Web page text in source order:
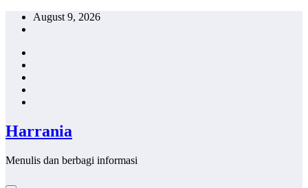
Skip
August 9, 2026
Harrania
Menulis dan berbagi informasi